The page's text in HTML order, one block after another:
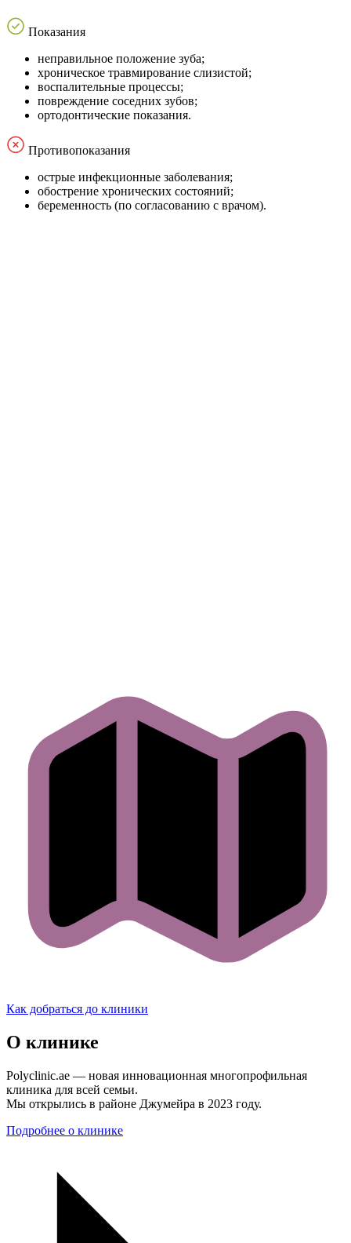
Показания
неправильное положение зуба;
хроническое травмирование слизистой;
воспалительные процессы;
повреждение соседних зубов;
ортодонтические показания.
Противопоказания
острые инфекционные заболевания;
обострение хронических состояний;
беременность (по согласованию с врачом).
Как добраться до клиники
О клинике
Polyclinic.ae — новая инновационная многопрофильная
клиника для всей семьи.
Мы открылись в районе Джумейра в 2023 году.
Подробнее о клинике